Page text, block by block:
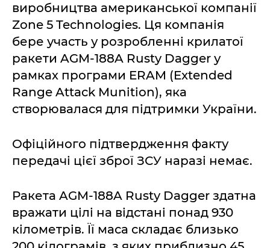
виробництва американської компанії
Zone 5 Technologies. Ця компанія
бере участь у розробленні крилатої
ракети AGM-188A Rusty Dagger у
рамках програми ERAM (Extended
Range Attack Munition), яка
створювалася для підтримки України.
Офіційного підтвердження факту
передачі цієї зброї ЗСУ наразі немає.
Ракета AGM-188A Rusty Dagger здатна
вражати цілі на відстані понад 930
кілометрів. Її маса складає близько